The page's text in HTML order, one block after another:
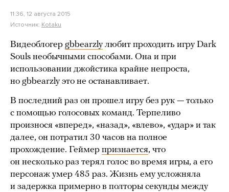
11:36, 12 августа 2015
Источник: Kotaku
Видеоблогер gbbearzlyлюбит проходить игру Dark
Souls необычными способами. Она и при
использовании джойстика крайне непроста,
но gbbearzly это не останавливает.
В последний раз он прошел игру без рук — только
с помощью голосовых команд. Терпеливо
произнося «вперед», «назад», «влево», «удар» и так
далее, он потратил 30 часов на полное
прохождение. Геймер признается, что
он несколько раз терял голос во время игры, а его
персонаж умер 485 раз. Жизнь ему усложняла
и задержка примерно в полторы секунды между